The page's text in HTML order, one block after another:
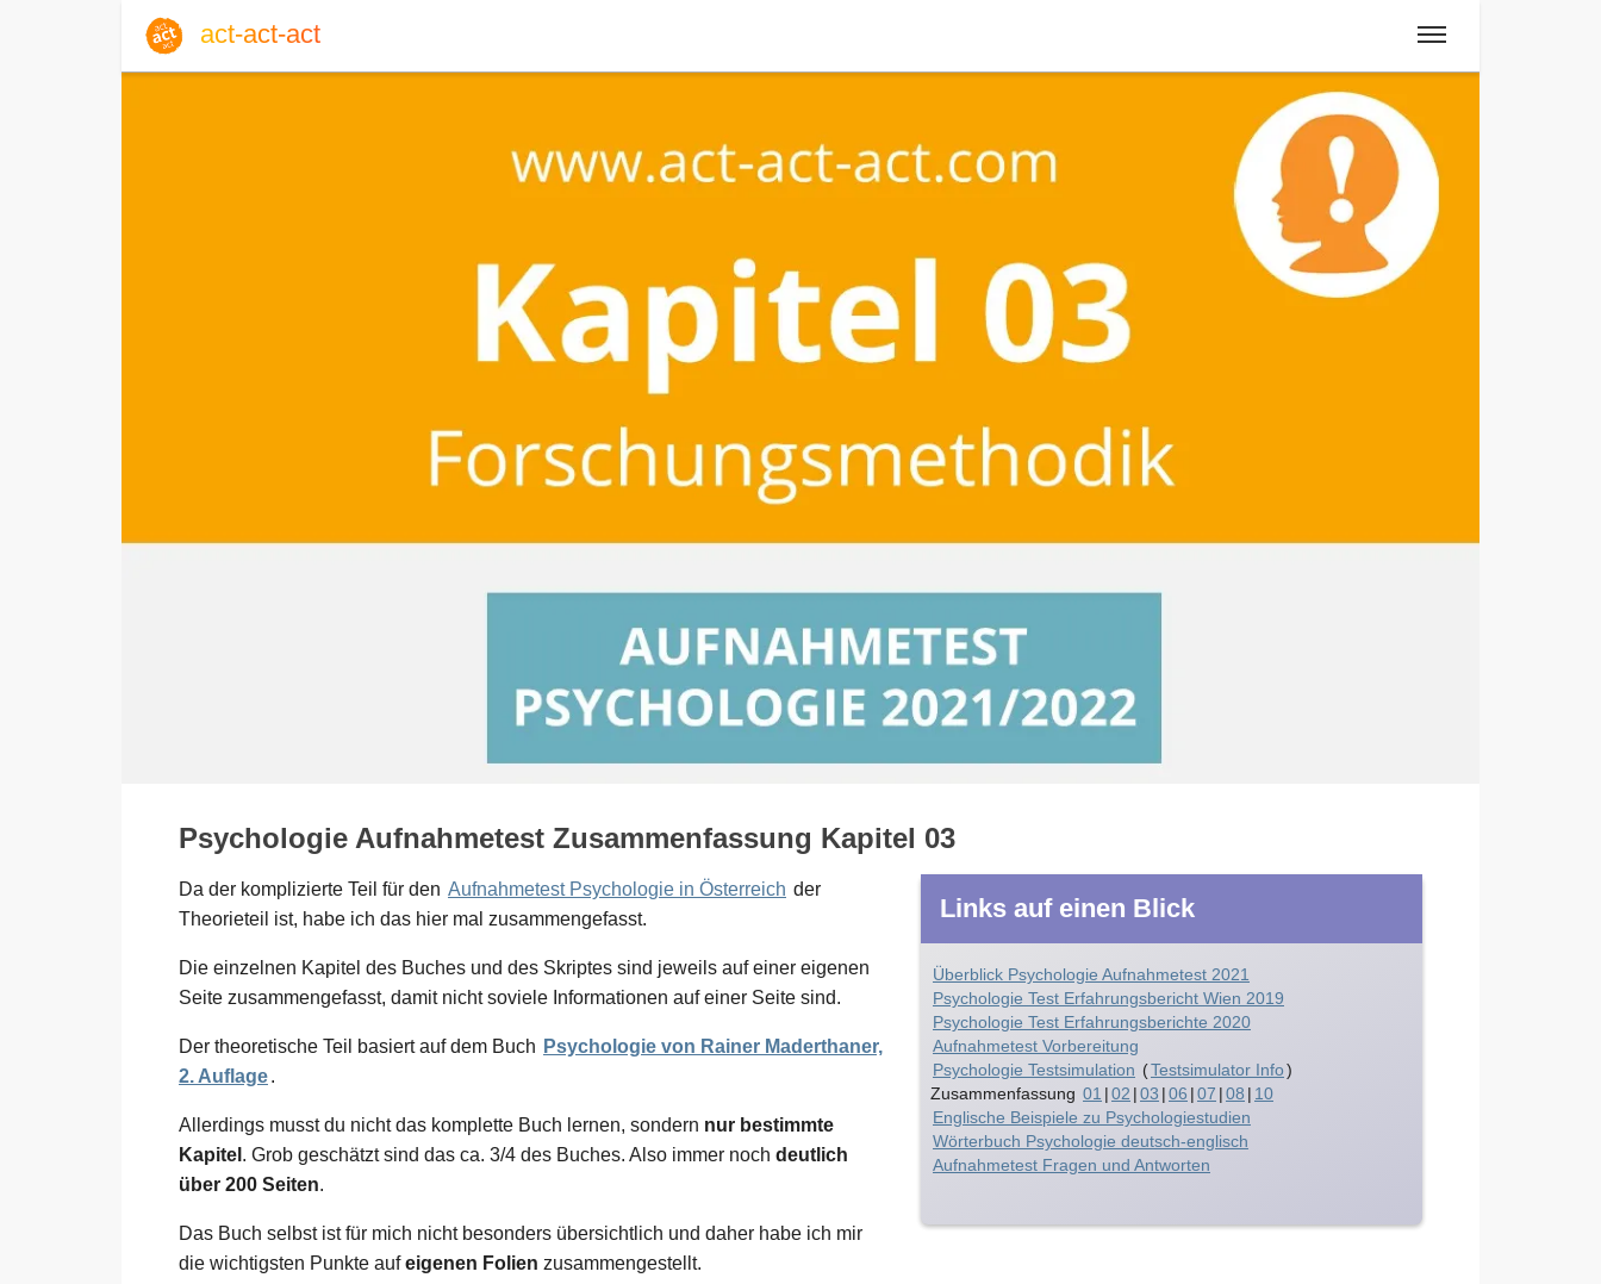
act-act-act
Deutsch
Psychologie Aufnahmetest Zusammenfassung Kapitel 03
Da der komplizierte Teil für den Aufnahmetest Psychologie in Österreich der
Theorieteil ist, habe ich das hier mal zusammengefasst.
Die einzelnen Kapitel des Buches und des Skriptes sind jeweils auf einer eigenen
Seite zusammengefasst, damit nicht soviele Informationen auf einer Seite sind.
Der theoretische Teil basiert auf dem Buch Psychologie von Rainer Maderthaner,
2. Auflage.
Allerdings musst du nicht das komplette Buch lernen, sondern nur bestimmte
Kapitel . Grob geschätzt sind das ca. 3/4 des Buches. Also immer noch deutlich
über 200 Seiten.
Das Buch selbst ist für mich nicht besonders übersichtlich und daher habe ich mir
die wichtigsten Punkte aufeigenen Folien zusammengestellt.
Links auf einen Blick
Überblick Psychologie Aufnahmetest 2021
Psychologie Test Erfahrungsbericht Wien 2019
Psychologie Test Erfahrungsberichte 2020
Aufnahmetest Vorbereitung
Psychologie Testsimulation (Testsimulator Info)
Zusammenfassung 01 |02 |03 |06 |07 |08 | 10
Englische Beispiele zu Psychologiestudien
Wörterbuch Psychologie deutsch-englisch
Aufnahmetest Fragen und Antworten